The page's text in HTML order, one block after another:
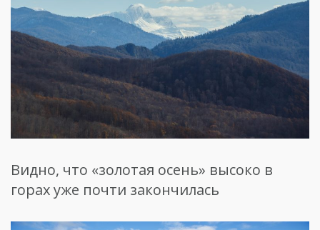
Видно, что «золотая осень» высоко в
горах уже почти закончилась